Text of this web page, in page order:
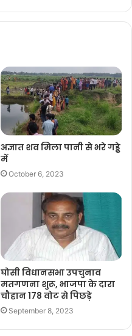
अज्ञात शव मिला पानी से भरे गड्ढे
में
October 6, 2023
घोसी विधानसभा उपचुनाव
मतगणना शुरू, भाजपा के दारा
चौहान 178 वोट से पिछड़े
September 8, 2023